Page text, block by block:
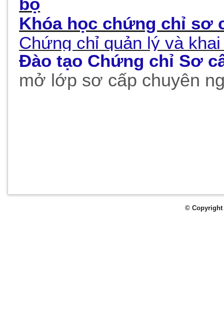
Khóa học chứng chỉ sơ
Chứng chỉ quản lý và
Đào tạo Chứng chỉ Sơ
mở lớp sơ cấp chuyên
© Copyright